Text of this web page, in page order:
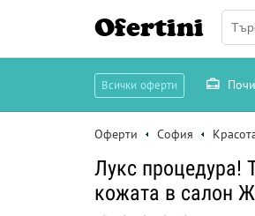
Ofertini
Всички оферти
Оферти София
Лукс процедура!
кожата в салон